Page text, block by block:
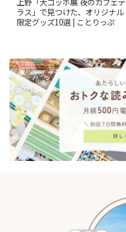
ラス」で見つけた、オリジナル
限定グッズ10選 | ことりっぷ